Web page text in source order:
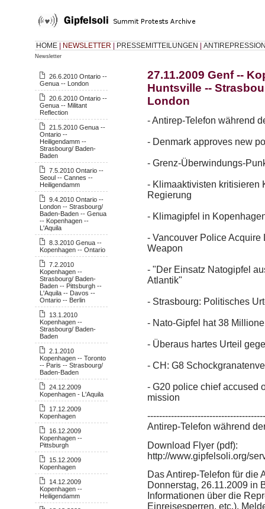
HOME NEWSLETTER PRESSEMITTEILUNGEN
Newsletter
26.6.2010 Ontario --
Genua -- London
20.6.2010 Ontario --
Genua -- Militant
Reflection
21.5.2010 Genua --
Ontario --
Heiligendamm --
Strasbourg/ Baden-
Baden
7.5.2010 Ontario --
Seoul -- Cannes --
Heiligendamm
9.4.2010 Ontario --
London -- Strasbourg/
Baden-Baden -- Genua
-- Kopenhagen --
L'Aquila
8.3.2010 Genua --
Kopenhagen -- Ontario
7.2.2010
Kopenhagen --
Strasbourg/ Baden-
Baden -- Pittsburgh --
L'Aquila -- Davos --
Ontario -- Berlin
13.1.2010
Kopenhagen --
Strasbourg/ Baden-
Baden
2.1.2010
Kopenhagen -- Toronto
-- Paris -- Strasbourg/
Baden-Baden
24.12.2009
Kopenhagen - L'Aquila
17.12.2009
Kopenhagen
16.12.2009
Kopenhagen --
Pittsburgh
15.12.2009
Kopenhagen
14.12.2009
Kopenhagen --
Heiligendamm
27.11.2009 Genf --
Huntsville --
London
- Antirep-Telefon während
- Denmark approves new
- Grenz-Überwindungs-
- Klimaaktivisten kritisieren
Regierung
- Klimagipfel in
- Vancouver Police
Weapon
- "Der Einsatz Natogipfel
Atlantik"
- Strasbourg: Politisches
- Nato-Gipfel hat 38
- Überaus hartes Urteil
- CH: G8
- G20 police chief accused
mission
Antirep-Telefon während
Download Flyer (pdf):
http://www.gipfelsoli.org/
Das Antirep-Telefon für die
Donnerstag, 26.11.2009 in
Informationen über die
Einreisesperren, etc.).